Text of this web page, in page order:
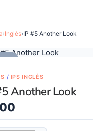
›Inglés›IP #5 Another Look
/ IPS INGLÉS
Another Look